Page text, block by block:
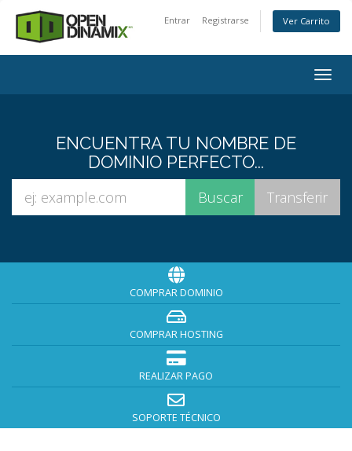
Entrar Registrarse Ver Carrito
ENCUENTRA TU NOMBRE DE
DOMINIO PERFECTO...
COMPRAR DOMINIO
COMPRAR HOSTING
REALIZAR PAGO
SOPORTE TÉCNICO